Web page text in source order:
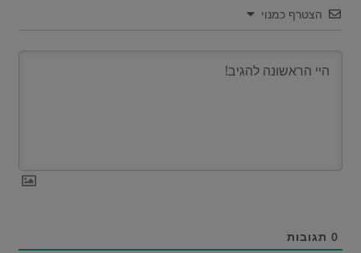
הצטרף כמנוי
0 תגובות